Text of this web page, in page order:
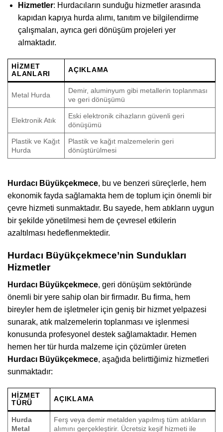
Hizmetler: Hurdacıların sunduğu hizmetler arasında
kapıdan kapıya hurda alımı, tanıtım ve bilgilendirme
çalışmaları, ayrıca geri dönüşüm projeleri yer
almaktadır.
HIZMET
ALANLARI
AÇIKLAMA
Metal Hurda
Demir, aluminyum gibi metallerin toplanması
ve geri dönüşümü
Elektronik Atık
Eski elektronik cihazların güvenli geri
dönüşümü
Plastik ve Kağıt
Hurda
Plastik ve kağıt malzemelerin geri
dönüştürülmesi
Hurdacı Büyükçekmece, bu ve benzeri süreçlerle, hem
ekonomik fayda sağlamakta hem de toplum için önemli bir
çevre hizmeti sunmaktadır. Bu sayede, hem atıkların uygun
bir şekilde yönetilmesi hem de çevresel etkilerin
azaltılması hedeflenmektedir.
Hurdacı Büyükçekmece’nin Sundukları
Hizmetler
Hurdacı Büyükçekmece, geri dönüşüm sektöründe
önemli bir yere sahip olan bir firmadır. Bu firma, hem
bireyler hem de işletmeler için geniş bir hizmet yelpazesi
sunarak, atık malzemelerin toplanması ve işlenmesi
konusunda profesyonel destek sağlamaktadır. Hemen
hemen her tür hurda malzeme için çözümler üreten
Hurdacı Büyükçekmece, aşağıda belirttiğimiz hizmetleri
sunmaktadır:
HIZMET
TÜRÜ
AÇIKLAMA
Hurda
Metal
Ferş veya demir metalden yapılmış tüm atıkların
alımını gerçekleştirir. Ücretsiz keşif hizmeti ile